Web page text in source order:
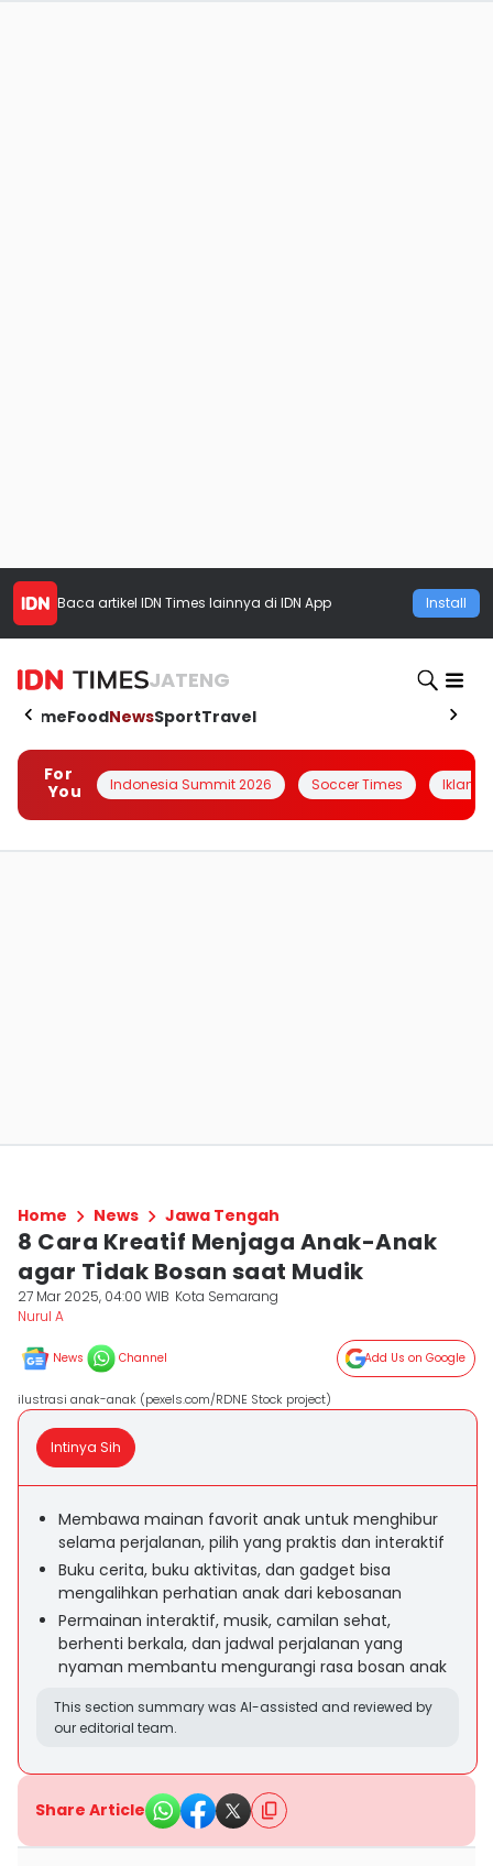
Baca artikel IDN Times lainnya di IDN App Install
JATENG
HomeFoodNewsSportTravel
For
You
Indonesia Summit 2026 Soccer Times Iklanin
Home News Jawa Tengah
8 Cara Kreatif Menjaga Anak-Anak
agar Tidak Bosan saat Mudik
27 Mar 2025, 04:00 WIB Kota Semarang
Nurul A
News Channel Add Us on Google
ilustrasi anak-anak (pexels.com/RDNE Stock project)
Intinya Sih
Membawa mainan favorit anak untuk menghibur
selama perjalanan, pilih yang praktis dan interaktif
Buku cerita, buku aktivitas, dan gadget bisa
mengalihkan perhatian anak dari kebosanan
Permainan interaktif, musik, camilan sehat,
berhenti berkala, dan jadwal perjalanan yang
nyaman membantu mengurangi rasa bosan anak
This section summary was AI-assisted and reviewed by
our editorial team.
Share Article